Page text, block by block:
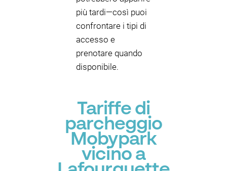
più tardi—così puoi
confrontare i tipi di
accesso e
prenotare quando
disponibile.
Tariffe di
parcheggio
Mobypark
vicino a